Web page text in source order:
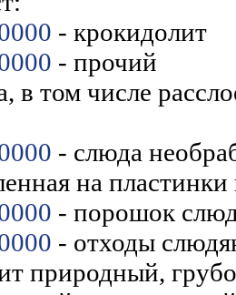
- крокидолит
- прочий
в том числе
- слюда
на
- порошок
- отходы
природный,